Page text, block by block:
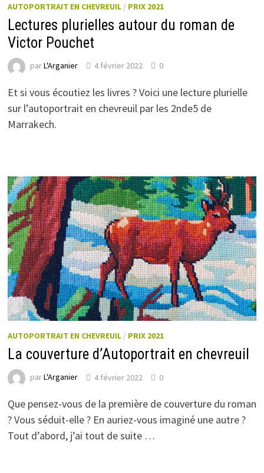
AUTOPORTRAIT EN CHEVREUIL/ PRIX 2021
Lectures plurielles autour du roman de
Victor Pouchet
parL'Arganier 4 février 2022 0
Et si vous écoutiez les livres ? Voici une lecture plurielle
sur l’autoportrait en chevreuil par les 2nde5 de
Marrakech.
AUTOPORTRAIT EN CHEVREUIL/ PRIX 2021
La couverture d’Autoportrait en chevreuil
parL'Arganier 4 février 2022 0
Que pensez-vous de la première de couverture du roman
? Vous séduit-elle ? En auriez-vous imaginé une autre ?
Tout d’abord, j’ai tout de suite …